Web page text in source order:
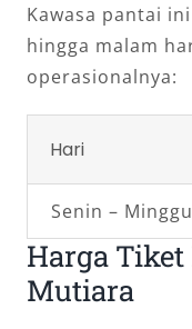
Kawasa pantai
hingga malam
operasionalnya:
Hari
Senin – Minggu
Harga
Mutiara